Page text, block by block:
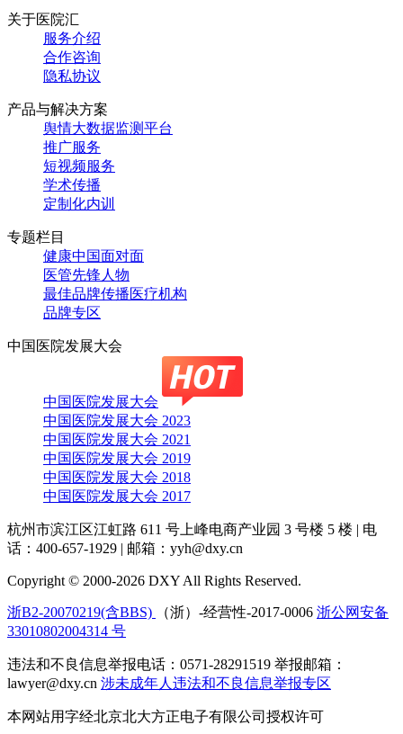
关于医院汇
服务介绍
合作咨询
隐私协议
产品与解决方案
舆情大数据监测平台
推广服务
短视频服务
学术传播
定制化内训
专题栏目
健康中国面对面
医管先锋人物
最佳品牌传播医疗机构
品牌专区
中国医院发展大会
中国医院发展大会
中国医院发展大会 2023
中国医院发展大会 2021
中国医院发展大会 2019
中国医院发展大会 2018
中国医院发展大会 2017
杭州市滨江区江虹路 611 号上峰电商产业园 3 号楼 5 楼 | 电
话：400-657-1929 | 邮箱：yyh@dxy.cn
Copyright © 2000-2026 DXY All Rights Reserved.
浙B2-20070219(含BBS) （浙）-经营性-2017-0006 浙公网安备
33010802004314 号
违法和不良信息举报电话：0571-28291519 举报邮箱：
lawyer@dxy.cn 涉未成年人违法和不良信息举报专区
本网站用字经北京北大方正电子有限公司授权许可